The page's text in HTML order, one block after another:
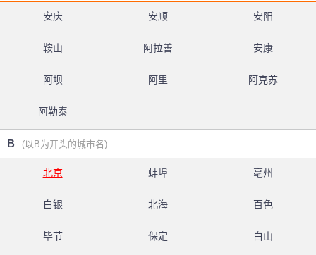
安庆 安顺 安阳
鞍山 阿拉善 安康
阿坝 阿里 阿克苏
阿勒泰
B (以B为开头的城市名)
北京 蚌埠 亳州
白银 北海 百色
毕节 保定 白山